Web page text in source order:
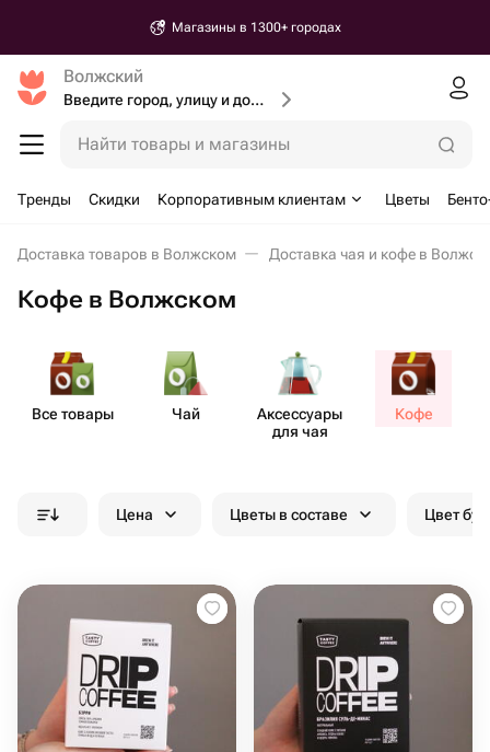
Магазины в 1300+ городах
Волжский
Введите город, улицу и дом доставки
Найти товары и магазины
Тренды Скидки Корпоративным клиентам Цветы
Доставка товаров в Волжском Доставка чая и кофе в
Кофе в Волжском
Все товары Чай
Аксе​ссуары
для чая
Кофе
Цена Цветы в составе Цвет